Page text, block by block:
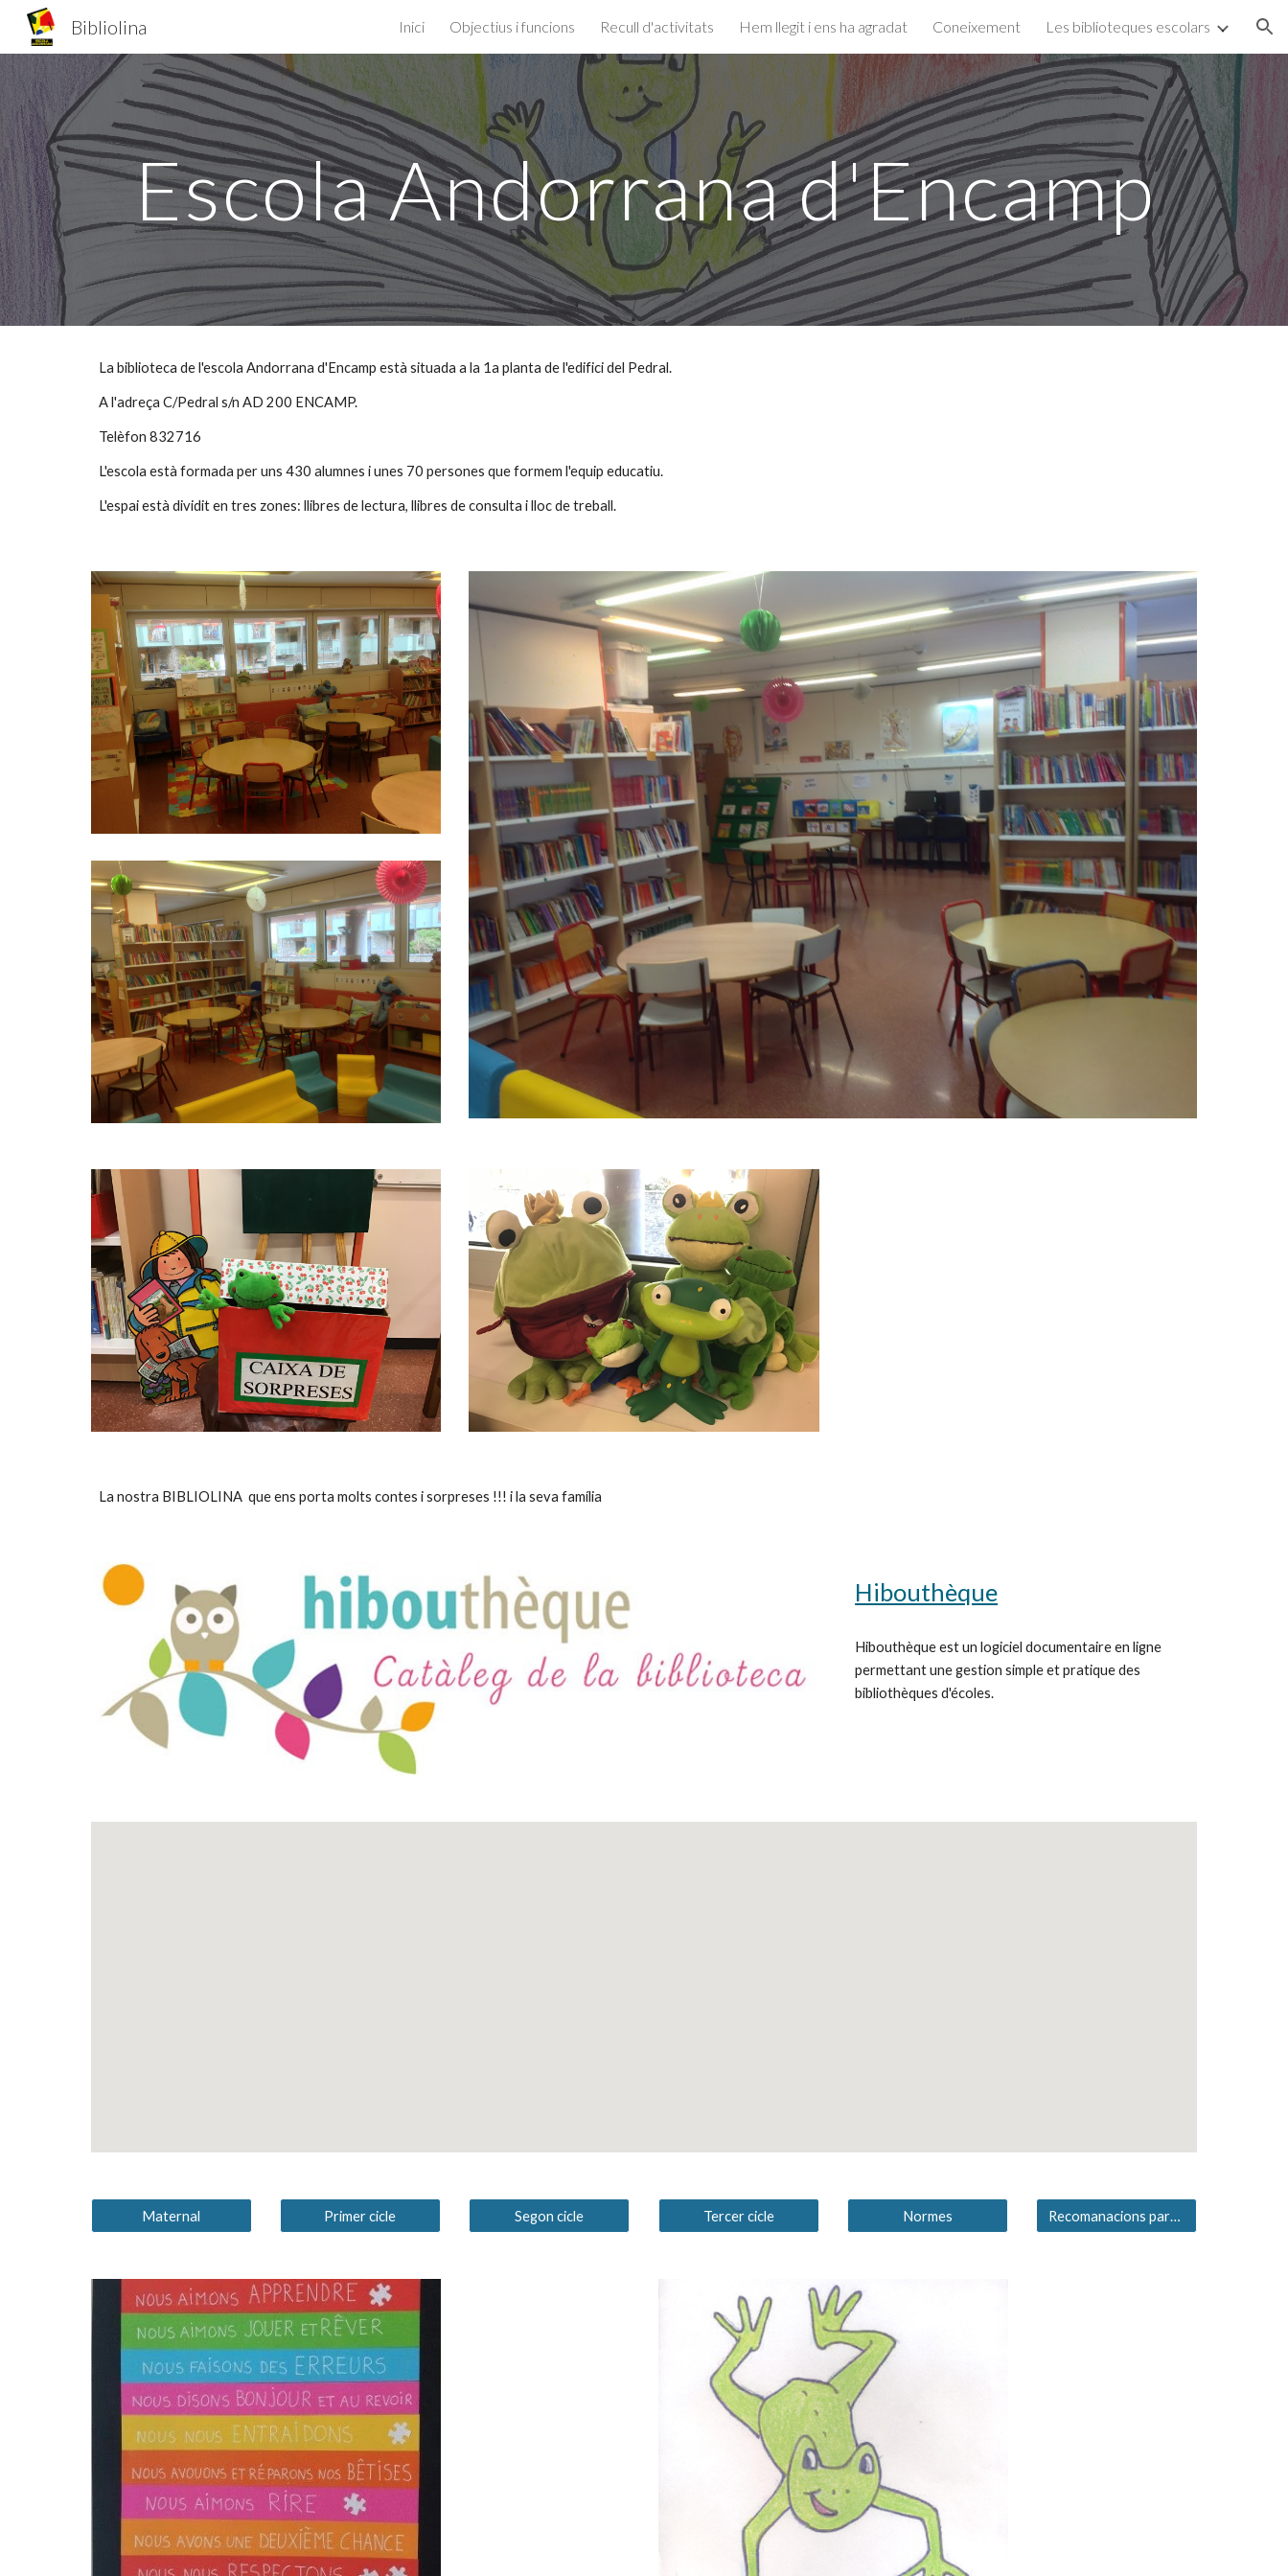
Skip to main content Skip to navigation
Bibliolina Inici Objectius i funcions Recull d'activitats Hem llegit i ens ha agradat Coneixement Les biblioteques escolars
Escola Andorrana d'Encamp
La biblioteca de l'escola Andorrana d'Encamp està situada a la 1a planta de l'edifici del Pedral.
A l'adreça C/Pedral s/n AD 200 ENCAMP.
Telèfon 832716
L'escola està formada per uns 430 alumnes i unes 70 persones que formem l'equip educatiu.
L'espai està dividit en tres zones: llibres de lectura, llibres de consulta i lloc de treball.
La nostra BIBLIOLINA  que ens porta molts contes i sorpreses !!! i la seva família
Hibouthèque
Hibouthèque est un logiciel documentaire en ligne
permettant une gestion simple et pratique des
bibliothèques d'écoles.
Maternal Primer cicle Segon cicle Tercer cicle Normes Recomanacions pares